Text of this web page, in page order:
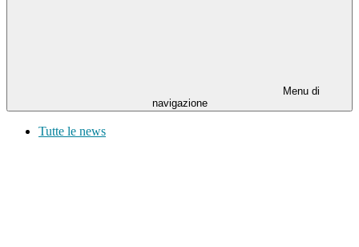
Menu di
navigazione
Tutte le news